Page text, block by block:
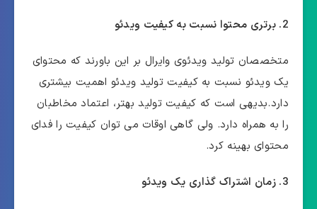
2. برتری محتوا نسبت به کیفیت ویدئو
متخصصان تولید ویدئوی وایرال بر این باورند که محتوای
یک ویدئو نسبت به کیفیت تولید ویدئو اهمیت بیشتری
دارد.بدیهی است که کیفیت تولید بهتر، اعتماد مخاطبان
را به همراه دارد. ولی گاهی اوقات می توان کیفیت را فدای
محتوای بهینه کرد.
3. زمان اشتراک گذاری یک ویدئو